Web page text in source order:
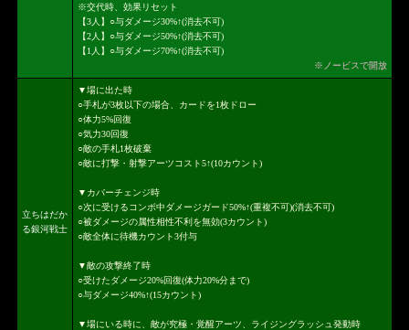
※交代時、効果リセット
【3人】○与ダメージ30%↑(消去不可)
【2人】○与ダメージ50%↑(消去不可)
【1人】○与ダメージ70%↑(消去不可)
※ノービスで開放
立ちはだか
る銀河戦士
▼場に出た時
○手札が3枚以下の場合、カードを1枚ドロー
○体力5%回復
○気力30回復
○敵の手札1枚破棄
○敵に打撃・射撃アーツコスト5↑(10カウント)
▼カバーチェンジ時
○次に受けるコンボ中ダメージガード50%↑(重複不可)(消去不可)
○被ダメージの属性相性不利を無効(3カウント)
○敵全体に待機カウント3付与
▼敵の攻撃終了時
○受けたダメージ20%回復(体力20%分まで)
○与ダメージ40%↑(15カウント)
▼場にいる時に、敵が究極・覚醒アーツ、ライジングラッシュ発動時